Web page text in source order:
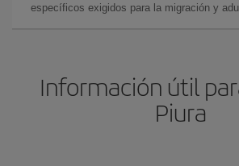
específicos exigidos para la migración y
Información útil
Piura